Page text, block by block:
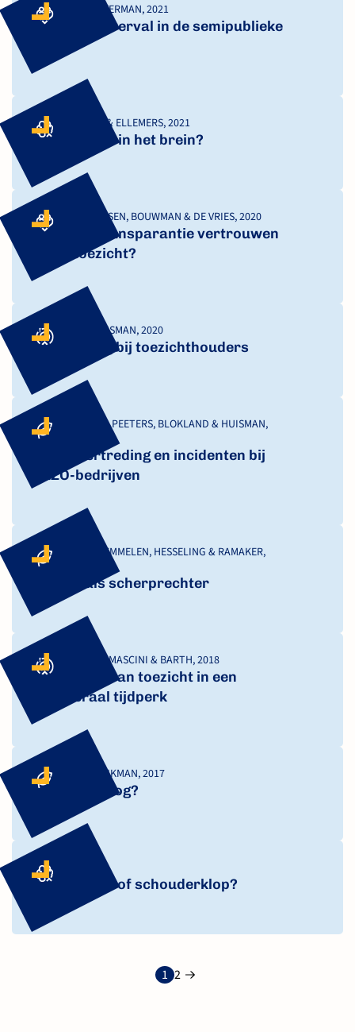
BOKHORST & OVERMAN, 2021
Bestuurlijk verval in de semipublieke
VAN NUNSPEET & ELLEMERS, 2021
Alarmbellen in het brein?
GRIMMELIKHUIJSEN, BOUWMAN & DE VRIES, 2020
Vergroot transparantie vertrouwen
in het toezicht?
DE BRUIJN & TEISMAN, 2020
Prioritering bij toezichthouders
KLUIN, WIERING, PEETERS, BLOKLAND & HUISMAN,
2020
Regelovertreding en incidenten bij
BRZO-bedrijven
ELFFERS, VAN BEMMELEN, HESSELING & RAMAKER,
2019
Publiek als scherprechter
VAN WINGERDE, MASCINI & BARTH, 2018
De praktijk van toezicht in een
neoliberaal tijdperk
GEELHOED & DIJKMAN, 2017
Boerenbedrog?
VLIEK, 2017
Schandpaal of schouderklop?
1 2